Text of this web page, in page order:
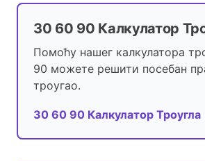
30 60 90 Калкулатор
Помоћу нашег калкулатора
90 можете решити посебан
троугао.
30 60 90 Калкулатор Троугла